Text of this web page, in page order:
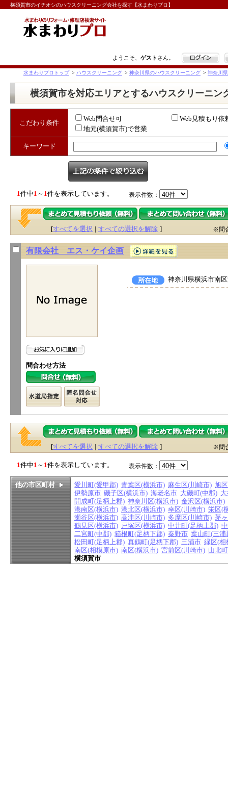
横須賀市のイチオシのハウスクリーニング会社を探す【水まわりプロ】
ようこそ、 ゲスト さん。 ログイン
水まわりプロトップ > ハウスクリーニング > 神奈川県のハウスクリーニング > 神奈川
横須賀市を対応エリアとするハウスクリーニン
こだわり条件
Web問合せ可
Web見積もり依
地元(横須賀市)で営業
キーワード
1件中1 ～ 1件を表示しています。 表示件数：
[すべてを選択 | すべての選択を解除 ] ※問
有限会社 エス・ケイ企画
問合わせ方法
神奈川県横浜市南
[すべてを選択 | すべての選択を解除 ] ※問
1件中1 ～ 1件を表示しています。 表示件数：
他の市区町村 愛川町(愛甲郡) 青葉区(横浜市) 麻生区(川崎市) 旭
伊勢原市 磯子区(横浜市) 海老名市 大磯町(中郡)
開成町(足柄上郡) 神奈川区(横浜市) 金沢区(横浜市)
港南区(横浜市) 港北区(横浜市) 幸区(川崎市) 栄区(
瀬谷区(横浜市) 高津区(川崎市) 多摩区(川崎市) 茅
鶴見区(横浜市) 戸塚区(横浜市) 中井町(足柄上郡)
二宮町(中郡) 箱根町(足柄下郡) 秦野市 葉山町(三浦
松田町(足柄上郡) 真鶴町(足柄下郡) 三浦市 緑区(相
南区(相模原市) 南区(横浜市) 宮前区(川崎市) 山北
横須賀市